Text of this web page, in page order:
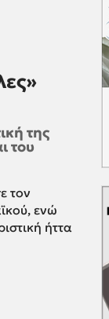
της
του
τον
ενώ
ήττα